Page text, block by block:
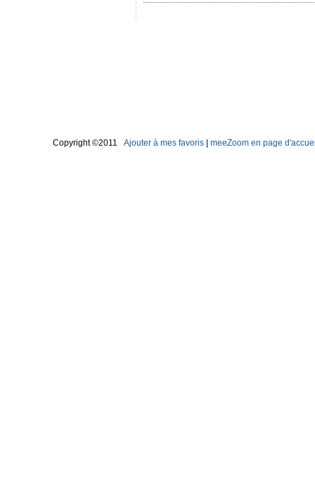
Copyright ©2011 Ajouter à mes favoris meeZoom en page